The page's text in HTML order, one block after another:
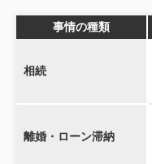
事情の種類
相続
離婚・ローン滞納